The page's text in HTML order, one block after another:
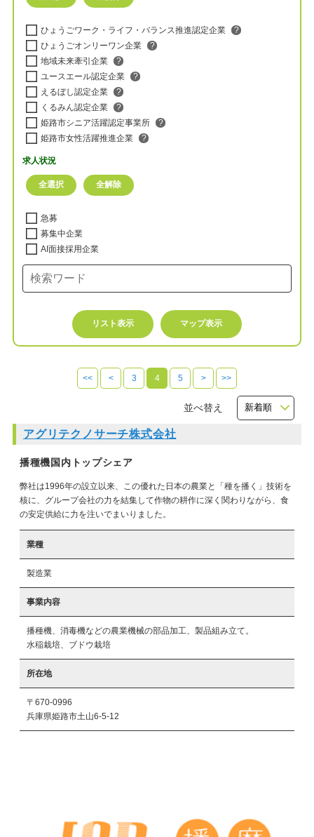
ひょうごワーク・ライフ・バランス推進認定企業
?
ひょうごオンリーワン企業
?
地域未来牽引企業
?
ユースエール認定企業
?
えるぼし認定企業
?
くるみん認定企業
?
姫路市シニア活躍認定事業所
?
姫路市女性活躍推進企業
?
求人状況
急募
募集中企業
AI面接採用企業
リスト表示 マップ表示
<< < 3 4 5 > >>
並べ替え
アグリテクノサーチ株式会社
播種機国内トップシェア
弊社は1996年の設立以来、この優れた日本の農業と「種を播く」技術を
核に、グループ会社の力を結集して作物の耕作に深く関わりながら、食
の安定供給に力を注いでまいりました。
業種
製造業
事業内容
播種機、消毒機などの農業機械の部品加工、製品組み立て。
水稲栽培、ブドウ栽培
所在地
〒670-0996
兵庫県姫路市土山6-5-12